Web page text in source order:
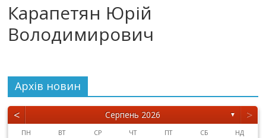
Карапетян Юрій
Володимирович
Архiв новин
< Серпень 2026 ▼ >
ПН ВТ СР ЧТ ПТ СБ НД